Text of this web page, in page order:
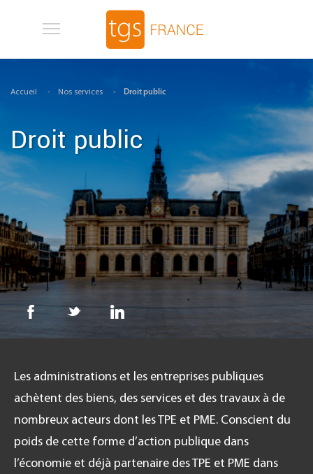
FR
Accueil Nos services Droit public
Droit public
Les administrations et les entreprises publiques
achètent des biens, des services et des travaux à de
nombreux acteurs dont les TPE et PME. Conscient du
poids de cette forme d’action publique dans
l’économie et déjà partenaire des TPE et PME dans